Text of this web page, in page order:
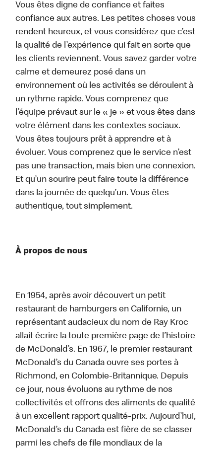
Vous êtes digne de confiance et faites
confiance aux autres. Les petites choses vous
rendent heureux, et vous considérez que c’est
la qualité de l’expérience qui fait en sorte que
les clients reviennent. Vous savez garder votre
calme et demeurez posé dans un
environnement où les activités se déroulent à
un rythme rapide. Vous comprenez que
l’équipe prévaut sur le « je » et vous êtes dans
votre élément dans les contextes sociaux.
Vous êtes toujours prêt à apprendre et à
évoluer. Vous comprenez que le service n’est
pas une transaction, mais bien une connexion.
Et qu’un sourire peut faire toute la différence
dans la journée de quelqu’un. Vous êtes
authentique, tout simplement.
À propos de nous
En 1954, après avoir découvert un petit
restaurant de hamburgers en Californie, un
représentant audacieux du nom de Ray Kroc
allait écrire la toute première page de l’histoire
de McDonald’s. En 1967, le premier restaurant
McDonald’s du Canada ouvre ses portes à
Richmond, en Colombie-Britannique. Depuis
ce jour, nous évoluons au rythme de nos
collectivités et offrons des aliments de qualité
à un excellent rapport qualité-prix. Aujourd’hui,
McDonald’s du Canada est fière de se classer
parmi les chefs de file mondiaux de la